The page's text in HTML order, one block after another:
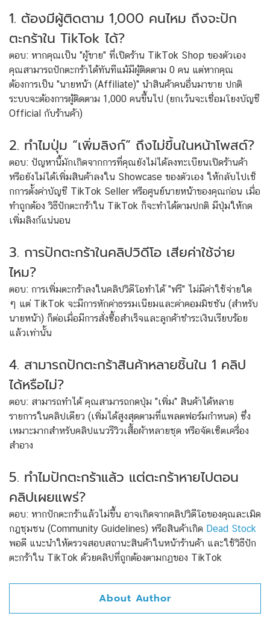
1. ต้องมีผู้ติดตาม 1,000 คนไหม ถึงจะปัก
ตะกร้าใน TikTok ได้?
ตอบ: หากคุณเป็น "ผู้ขาย" ที่เปิดร้าน TikTok Shop ของตัวเอง
คุณสามารถปักตะกร้าได้ทันทีแม้มีผู้ติดตาม 0 คน แต่หากคุณ
ต้องการเป็น "นายหน้า (Affiliate)" นำสินค้าคนอื่นมาขาย ปกติ
ระบบจะต้องการผู้ติดตาม 1,000 คนขึ้นไป (ยกเว้นจะเชื่อมโยงบัญชี
Official กับร้านค้า)
2. ทำไมปุ่ม “เพิ่มลิงก์” ถึงไม่ขึ้นในหน้าโพสต์?
ตอบ: ปัญหานี้มักเกิดจากการที่คุณยังไม่ได้ลงทะเบียนเปิดร้านค้า
หรือยังไม่ได้เพิ่มสินค้าลงใน Showcase ของตัวเอง ให้กลับไปเช็
กการตั้งค่าบัญชี TikTok Seller หรือศูนย์นายหน้าของคุณก่อน เมื่อ
ทำถูกต้อง วิธีปักตะกร้าใน TikTok ก็จะทำได้ตามปกติ มีปุ่มให้กด
เพิ่มลิงก์แน่นอน
3. การปักตะกร้าในคลิปวิดีโอ เสียค่าใช้จ่าย
ไหม?
ตอบ: การเพิ่มตะกร้าลงในคลิปวิดีโอทำได้ "ฟรี" ไม่มีค่าใช้จ่ายใด
ๆ แต่ TikTok จะมีการหักค่าธรรมเนียมและค่าคอมมิชชัน (สำหรับ
นายหน้า) ก็ต่อเมื่อมีการสั่งซื้อสำเร็จและลูกค้าชำระเงินเรียบร้อย
แล้วเท่านั้น
4. สามารถปักตะกร้าสินค้าหลายชิ้นใน 1 คลิป
ได้หรือไม่?
ตอบ: สามารถทำได้ คุณสามารถกดปุ่ม "เพิ่ม" สินค้าได้หลาย
รายการในคลิปเดียว (เพิ่มได้สูงสุดตามที่แพลตฟอร์มกำหนด) ซึ่ง
เหมาะมากสำหรับคลิปแนวรีวิวเสื้อผ้าหลายชุด หรือจัดเซ็ตเครื่อง
สำอาง
5. ทำไมปักตะกร้าแล้ว แต่ตะกร้าหายไปตอน
คลิปเผยแพร่?
ตอบ: หากปักตะกร้าแล้วไม่ขึ้น อาจเกิดจากคลิปวิดีโอของคุณละเมิด
กฎชุมชน (Community Guidelines) หรือสินค้าเกิด Dead Stock
พอดี แนะนำให้ตรวจสอบสถานะสินค้าในหน้าร้านค้า และใช้วิธีปัก
ตะกร้าใน TikTok ด้วยคลิปที่ถูกต้องตามกฏของ TikTok
About Author